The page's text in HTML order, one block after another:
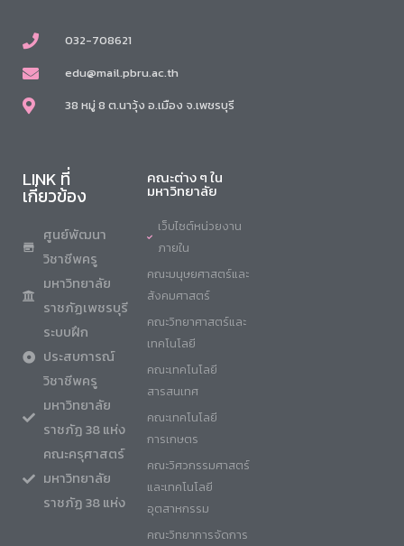
032-708621
edu@mail.pbru.ac.th
38 หมู่ 8 ต.นาวุ้ง อ.เมือง จ.เพชรบุรี
LINK ที่
เกี่ยวข้อง
ศูนย์พัฒนา
วิชาชีพครู
มหาวิทยาลัย
ราชภัฏเพชรบุรี
ระบบฝึก
ประสบการณ์
วิชาชีพครู
มหาวิทยาลัย
ราชภัฏ 38 แห่ง
คณะครุศาสตร์
มหาวิทยาลัย
ราชภัฏ 38 แห่ง
คณะต่าง ๆ ใน
มหาวิทยาลัย
เว็บไซต์หน่วยงาน
ภายใน
คณะมนุษยศาสตร์และ
สังคมศาสตร์
คณะวิทยาศาสตร์และ
เทคโนโลยี
คณะเทคโนโลยี
สารสนเทศ
คณะเทคโนโลยี
การเกษตร
คณะวิศวกรรมศาสตร์
และเทคโนโลยี
อุตสาหกรรม
คณะวิทยาการจัดการ